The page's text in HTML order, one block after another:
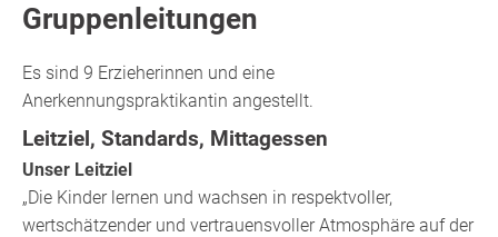
Gruppenleitungen
Es sind 9 Erzieherinnen und eine
Anerkennungspraktikantin angestellt.
Leitziel, Standards, Mittagessen
Unser Leitziel
„Die Kinder lernen und wachsen in respektvoller,
wertschätzender und vertrauensvoller Atmosphäre auf der